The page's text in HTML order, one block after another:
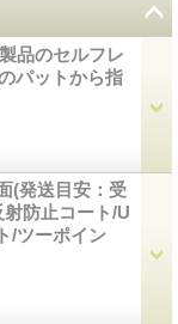
品のセルフレ
パットから指
(発送目安：受
射防止コート/U
/ツーポイン